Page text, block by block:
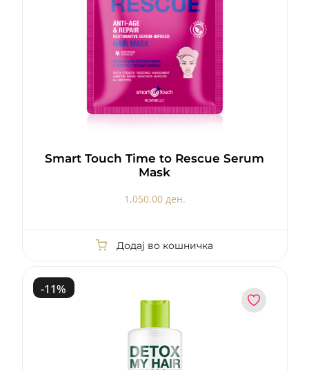
Smart Touch Time to Rescue Serum
Mask
1,050.00 ден.
Додај во кошничка
-11%